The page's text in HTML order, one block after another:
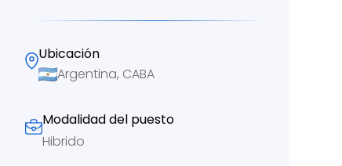
Ubicación
Argentina, CABA
Modalidad del puesto
Hibrido